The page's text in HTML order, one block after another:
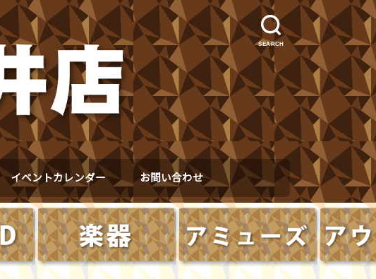
SEARCH
イベントカレンダー お問い合わせ